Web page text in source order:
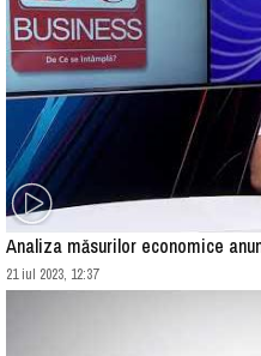
Analiza măsurilor economice
21 iul 2023, 12:37